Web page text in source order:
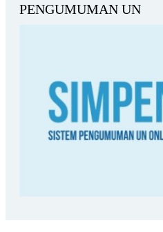
PENGUMUMAN UN